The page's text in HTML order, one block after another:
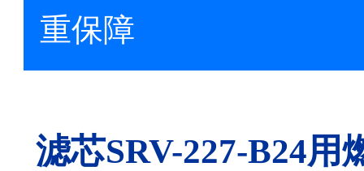
重保障
滤芯SRV-227-B24